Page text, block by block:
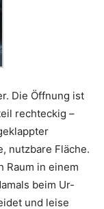
Die Öffnung ist
rechteckig –
nutzbare Fläche.
Raum in einem
beim Ur-
und leise